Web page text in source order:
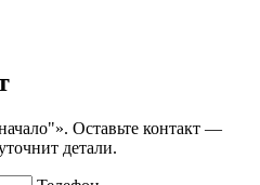
Оставьте контакт —
детали.